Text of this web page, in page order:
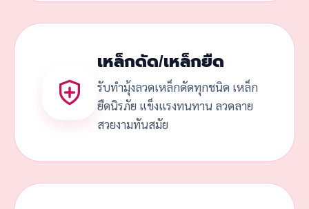
เหล็กดัด/เหล็กยืด
รับทำมุ้งลวดเหล็กดัดทุกชนิด เหล็ก
ยืดนิรภัย แข็งแรงทนทาน ลวดลาย
สวยงามทันสมัย